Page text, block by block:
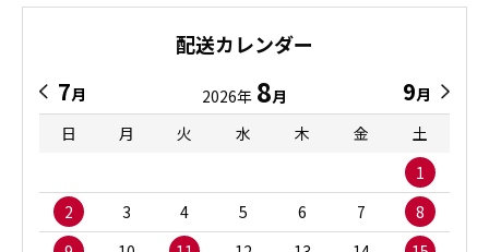
配送カレンダー
7月 2026年 8月 9月
日
月 火 水 木 金
土
1
2
3 4 5 6 7
8